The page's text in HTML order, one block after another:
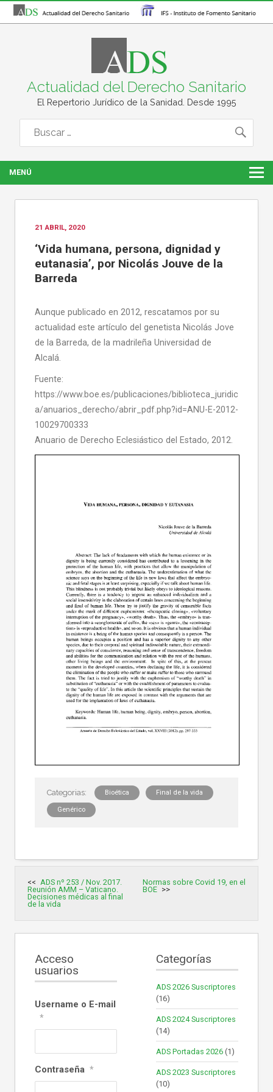
Actualidad del Derecho Sanitario
El Repertorio Jurídico de la Sanidad. Desde 1995
MENÚ
21 ABRIL, 2020
‘Vida humana, persona, dignidad y
eutanasia’, por Nicolás Jouve de la
Barreda
Aunque publicado en 2012, rescatamos por su
actualidad este artículo del genetista Nicolás Jove
de la Barreda, de la madrileña Universidad de
Alcalá.
Fuente:
https://www.boe.es/publicaciones/biblioteca_juridic
a/anuarios_derecho/abrir_pdf.php?id=ANU-E-2012-
10029700333
Anuario de Derecho Eclesiástico del Estado, 2012.
Bioética Final de la vida
Genérico
de
entradas
ADS nº 253 / Nov. 2017.
Reunión AMM – Vaticano.
Decisiones médicas al final
de la vida
Normas sobre Covid 19, en el
BOE
Acceso
usuarios
Username o E-mail
*
Contraseña *
Categorías
ADS 2026 Suscriptores
(16)
ADS 2024 Suscriptores
(14)
ADS Portadas 2026 (1)
ADS 2023 Suscriptores
(10)